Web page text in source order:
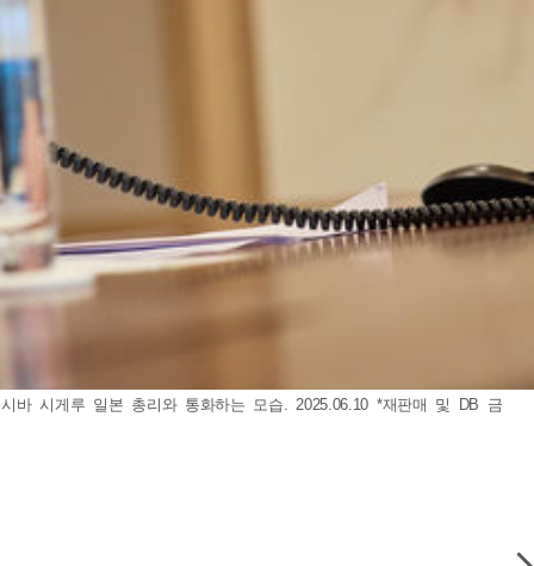
바 시게루 일본 총리와 통화하는 모습. 2025.06.10 *재판매 및 DB 금